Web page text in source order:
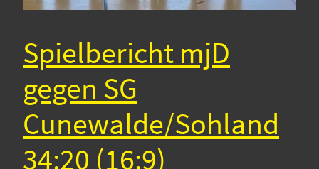
Spielbericht mjD
gegen SG
Cunewalde/Sohland
34:20 (16:9)